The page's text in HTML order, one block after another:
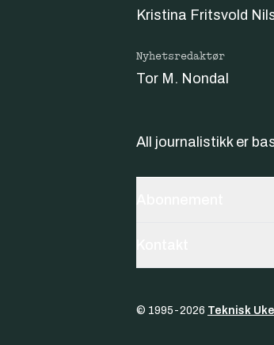
Kristina Fritsvold
Nyhetsredaktør
Tor M. Nondal
All journalistikk er
© 1995-2026 Teknisk